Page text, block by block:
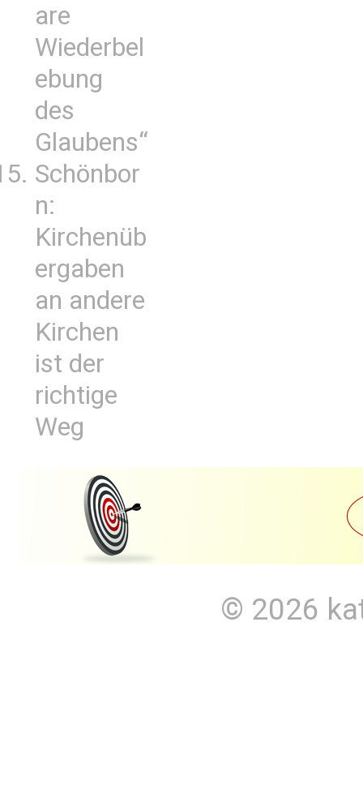
are
Wiederbel
ebung
des
Glaubens“
Schönbor
n:
Kirchenüb
ergaben
an andere
Kirchen
ist der
richtige
Weg
© 2026